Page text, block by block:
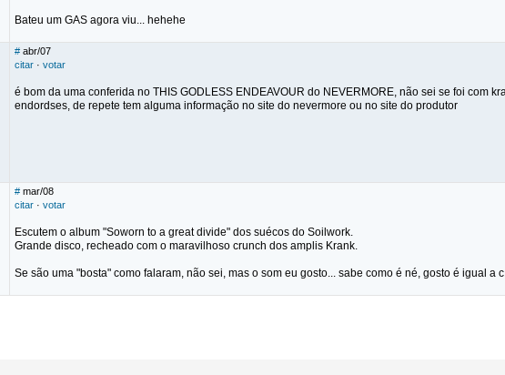
Bateu um GAS agora viu... hehehe
# abr/07
citar · votar
é bom da uma conferida no THIS GODLESS ENDEAVOUR do NEVERMORE, não sei se foi com
endordses, de repete tem alguma informação no site do nevermore ou no site do produtor
# mar/08
citar · votar
Escutem o album "Soworn to a great divide" dos suécos do Soilwork.
Grande disco, recheado com o maravilhoso crunch dos amplis Krank.
Se são uma "bosta" como falaram, não sei, mas o som eu gosto... sabe como é né, gosto é igual a